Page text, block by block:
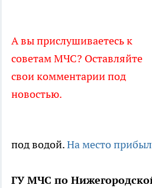
А вы прислушиваетесь к
советам МЧС? Оставляйте
свои комментарии под
новостью.
под водой.На место
ГУ МЧС по